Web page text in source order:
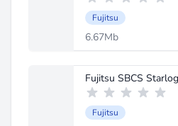
Fujitsu
6.67Mb
Fujitsu